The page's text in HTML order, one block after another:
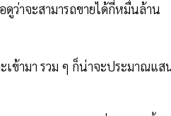
ว่าจะสามารถขายได้กี่หมื่นล้าน
เข้ามา รวม ๆ ก็น่าจะประมาณแส